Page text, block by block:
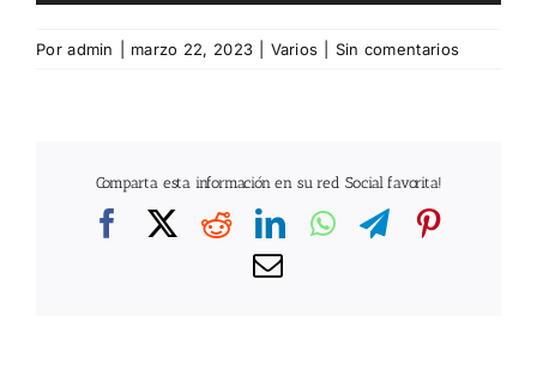
Poradmin marzo 22, 2023 Varios Sin comentarios
Comparta esta información en su red Social favorita!
FacebookRedditLinkedIn
WhatsApp
Telegram
Correo